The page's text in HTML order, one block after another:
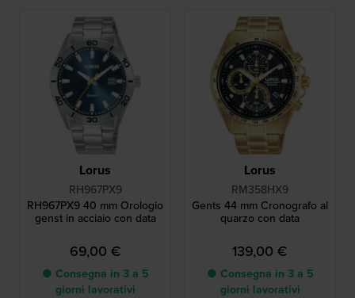
Lorus
RH967PX9
RH967PX9 40 mm Orologio
genst in acciaio con data
69,00 €
● Consegna in 3 a 5
giorni lavorativi
Lorus
RM358HX9
Gents 44 mm Cronografo al
quarzo con data
139,00 €
● Consegna in 3 a 5
giorni lavorativi